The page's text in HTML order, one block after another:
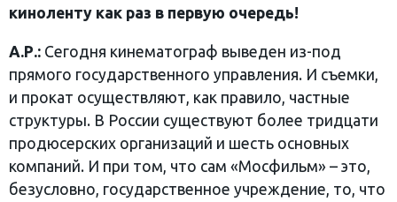
киноленту как раз в первую очередь!
А.Р.: Сегодня кинематограф выведен из-под
прямого государственного управления. И съемки,
и прокат осуществляют, как правило, частные
структуры. В России существуют более тридцати
продюсерских организаций и шесть основных
компаний. И при том, что сам «Мосфильм» – это,
безусловно, государственное учреждение, то, что